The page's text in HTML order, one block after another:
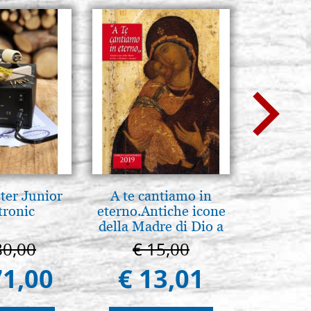
Junior
A te cantiamo in
eterno.Antiche icone
della Madre di Dio a
Vladimir e Suzdal
(libro-cal. 2019)
€ 15,00
€ 13,01
Luce
€